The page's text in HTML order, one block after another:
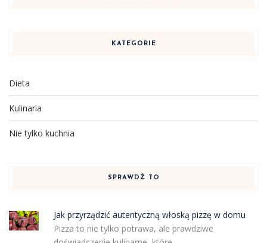
KATEGORIE
Dieta
Kulinaria
Nie tylko kuchnia
SPRAWDŹ TO
Jak przyrządzić autentyczną włoską pizzę w domu
Pizza to nie tylko potrawa, ale prawdziwe